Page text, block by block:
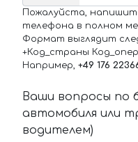
Пожалуйста,
телефона в полном
Формат выглядит
+Код_страны
Например, +49 176
Ваши вопросы по
автомобиля или
водителем)